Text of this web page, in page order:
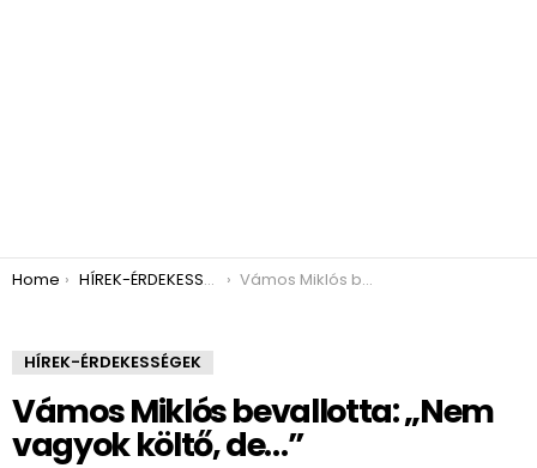
You are here:
Home HÍREK-ÉRDEKESSÉGEK Vámos Miklós bevallotta: „Nem vagyok költő, de…”
HÍREK-ÉRDEKESSÉGEK
Vámos Miklós bevallotta: „Nem
vagyok költő, de…”